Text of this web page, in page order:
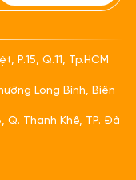
P.15, Q.11, Tp.HCM
Long Bình, Biên
Q. Thanh Khê, TP. Đà